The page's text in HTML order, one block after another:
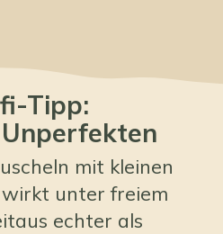
Tipp:
mit kleinen
wirkt unter freiem
echter als